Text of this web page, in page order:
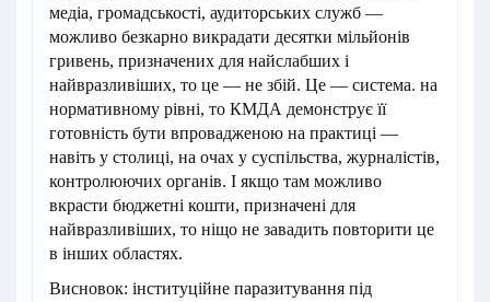
медіа, громадськості, аудиторських служб —
можливо безкарно викрадати десятки мільйонів
гривень, призначених для найслабших і
найвразливіших, то це — не збій. Це — система. на
нормативному рівні, то КМДА демонструє її
готовність бути впровадженою на практиці —
навіть у столиці, на очах у суспільства, журналістів,
контролюючих органів. І якщо там можливо
вкрасти бюджетні кошти, призначені для
найвразливіших, то ніщо не завадить повторити це
в інших областях.
Висновок: інституційне паразитування під